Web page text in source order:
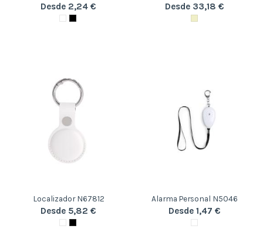
Desde 2,24 € Desde 33,18 €
Localizador N67812
Desde 5,82 €
Alarma Personal N5046
Desde 1,47 €